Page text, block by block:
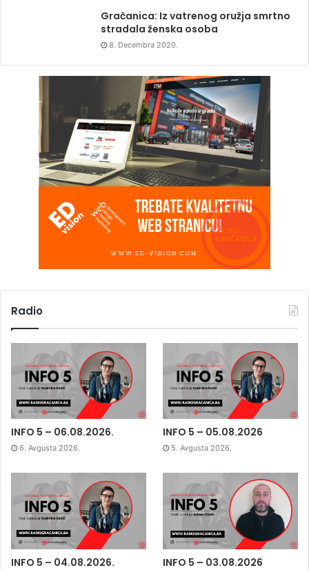
Gračanica: Iz vatrenog oružja smrtno
stradala ženska osoba
8. Decembra 2020.
Radio
INFO 5 – 06.08.2026.
6. Avgusta 2026.
INFO 5 – 05.08.2026
5. Avgusta 2026.
INFO 5 – 04.08.2026. INFO 5 – 03.08.2026